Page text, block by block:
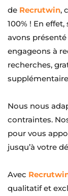
de Recrutwin,
100% ! En
avons
engageons à
recherches,
Nous nous
contraintes.
pour vous
jusqu’à votre
Avec
qualitatif et